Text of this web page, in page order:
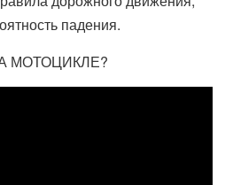
падения.
МОТОЦИКЛЕ?